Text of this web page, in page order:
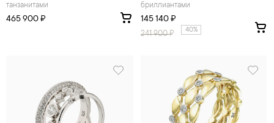
танзанитами
465 900 ₽
бриллиантами
145 140 ₽
241 900₽ 40%